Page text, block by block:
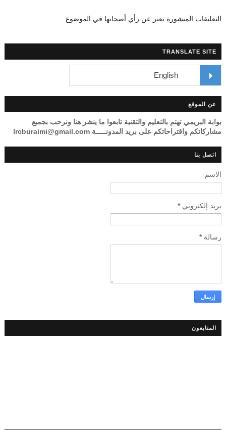
التعليقات المنشورة تعبر عن رأي أصحابها في الموضوع
TRANSLATE SITE
عن الموقع
بوابة البريمي تهتم بالتعليم والتقنية تابعوا ما ينشر هنا ونرحب بجميع
مشاركاتكم واقتراحاتكم على بريد المدونـــــة lrcburaimi@gmail.com
اتصل بنا
الاسم
بريد إلكتروني*
رسالة*
المتابعون